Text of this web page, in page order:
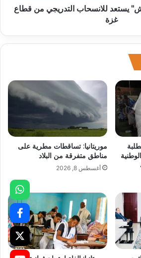
يستعد للانسحاب التدريجي من قطاع
غزة
موريتانيا: تساقطات مطرية على
مناطق متفرقة من البلاد
أغسطس 8, 2026